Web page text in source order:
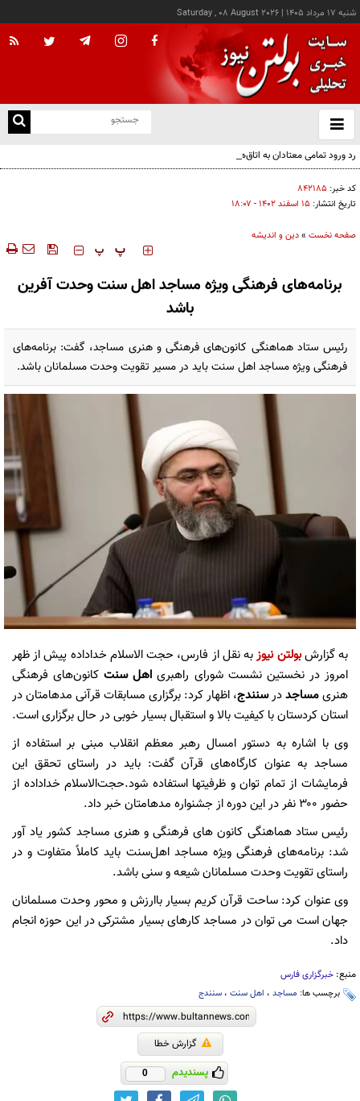
شنبه ۱۷ مرداد ۱۴۰۵ |
Saturday , 08 August 2026
باز
و
رد ورود تمامی معتادان به اتاق‌های مدیریت مصرف؛ شرایط خاص پذیرش
کد خبر: ۸۴۲۱۸۵
تاریخ انتشار: ۱۵ اسفند ۱۴۰۲ - ۱۸:۰۷
صفحه نخست »دین و اندیشه
‍‍‍ پ پ
برنامه‌های فرهنگی ویژه مساجد اهل سنت وحدت آفرین
باشد
رئیس ستاد هماهنگی کانون‌های فرهنگی و هنری مساجد، گفت: برنامه‌های
فرهنگی ویژه مساجد اهل سنت باید در مسیر تقویت وحدت مسلمانان باشد.
به گزارشبولتن نیوزبه نقل از فارس، حجت الاسلام خداداده پیش‌ از ظهر
امروز در نخستین نشست شورای راهبریاهل سنتکانون‌های فرهنگی
هنریمساجددرسنندج، اظهار کرد: برگزاری مسابقات قرآنی مدهامتان در
استان کردستان با کیفیت بالا و استقبال بسیار خوبی در حال برگزاری است.
وی با اشاره به دستور امسال رهبر معظم انقلاب مبنی بر استفاده از
مساجد به عنوان کارگاه‌های قرآن گفت: باید در راستای تحقق این
فرمایشات از تمام توان و ظرفیتها استفاده شود.حجت‌الاسلام خداداده از
حضور ۳۰۰ نفر در این دوره از جشنواره مدهامتان خبر داد.
رئیس ستاد هماهنگی کانون های فرهنگی و هنری مساجد کشور یاد آور
شد: برنامه‌های فرهنگی ویژه مساجد اهل‌سنت باید کاملاً متفاوت و در
راستای تقویت وحدت مسلمانان شیعه و سنی باشد.
وی عنوان کرد: ساحت قرآن کریم بسیار باارزش و محور وحدت مسلمانان
جهان است می توان در مساجد کارهای بسیار مشترکی در این حوزه انجام
داد.
منبع: خبرگزاری فارس
برچسب ها: مساجد ، اهل سنت ، سنندج
گزارش خطا
پسندیدم 0